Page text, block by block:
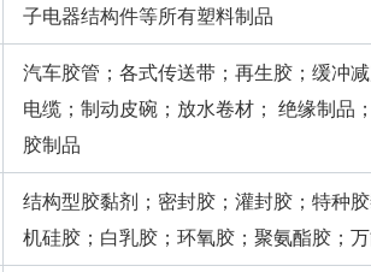
子电器结构件等所有塑料制品
汽车胶管；各式传送带；再生胶；缓冲
电缆；制动皮碗；放水卷材； 绝缘制品
胶制品
结构型胶黏剂；密封胶；灌封胶；特种
机硅胶；白乳胶；环氧胶；聚氨酯胶；